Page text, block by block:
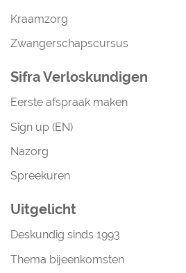
Kraamzorg
Zwangerschapscursus
Sifra Verloskundigen
Eerste afspraak maken
Sign up (EN)
Nazorg
Spreekuren
Uitgelicht
Deskundig sinds 1993
Thema bijeenkomsten